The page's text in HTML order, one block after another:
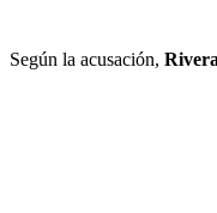
Según la acusación,